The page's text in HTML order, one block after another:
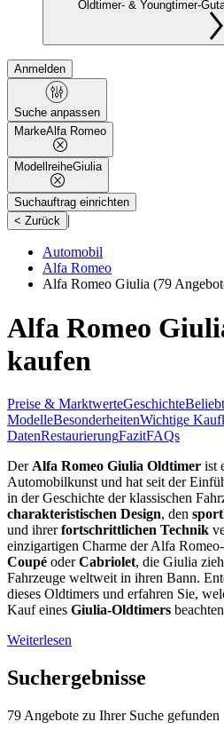
Oldtimer- & Youngtimer-
Anmelden
Suche anpassen
MarkeAlfa Romeo
ModellreiheGiulia
Suchauftrag einrichten
< Zurück |
Automobil
Alfa Romeo
Alfa Romeo Giulia (79
Alfa Romeo
kaufen
Preise & MarktwerteGeschichte
ModelleBesonderheitenWichtige
DatenRestaurierungFazitFAQs
Der Alfa Romeo Giulia Oldtimer ist
Automobilkunst und hat seit der
in der Geschichte der klassischen
charakteristischen Design, den
und ihrerfortschrittlichen Technik
einzigartigen Charme der Alfa
Coupé oderCabriolet, die Giulia
Fahrzeuge weltweit in ihren Bann.
dieses Oldtimers und erfahren Sie,
Kauf eines Giulia-Oldtimers
Weiterlesen
Suchergebnisse
79 Angebote zu Ihrer Suche gefunden